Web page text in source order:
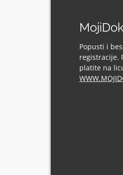
Popusti i
registracije.
platite na